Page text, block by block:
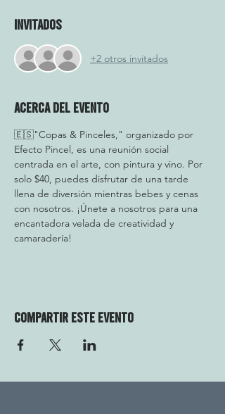
Invitados
+2 otros invitados
Acerca del evento
🇪🇸"Copas & Pinceles," organizado por
Efecto Pincel, es una reunión social
centrada en el arte, con pintura y vino. Por
solo $40, puedes disfrutar de una tarde
llena de diversión mientras bebes y cenas
con nosotros. ¡Únete a nosotros para una
encantadora velada de creatividad y
camaradería!
Compartir este evento